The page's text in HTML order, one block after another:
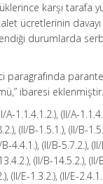
karşı tarafa
ücretlerinin
durumlarda
paragrafında
ibaresi eklenmiştir.
1.1.4.1.2.), (II/A-
(II/B-1.5.1.), (II/B-
4.4.1.), (II/B-5.7.2.),
(II/B-14.5.2.),
(II/E-1.3.2.), (II/E-